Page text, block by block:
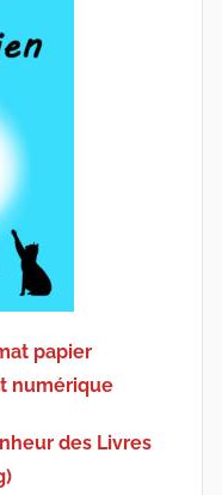
papier
numérique
des Livres